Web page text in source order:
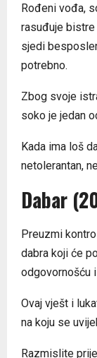
Rođeni vođa,
rasuđuje bistre
sjedi
potrebno.
Zbog svoje
soko je jedan
Kada ima loš
netolerantan,
Dabar
Preuzmi
dabra koji će
odgovornošću
Ovaj vješt i
na koju se
Razmislite